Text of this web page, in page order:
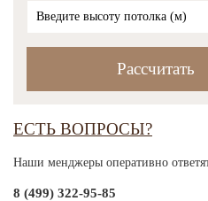
ЕСТЬ ВОПРОСЫ?
Наши менджеры оперативно
8 (499) 322-95-85